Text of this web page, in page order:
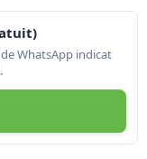
WhatsApp indicat